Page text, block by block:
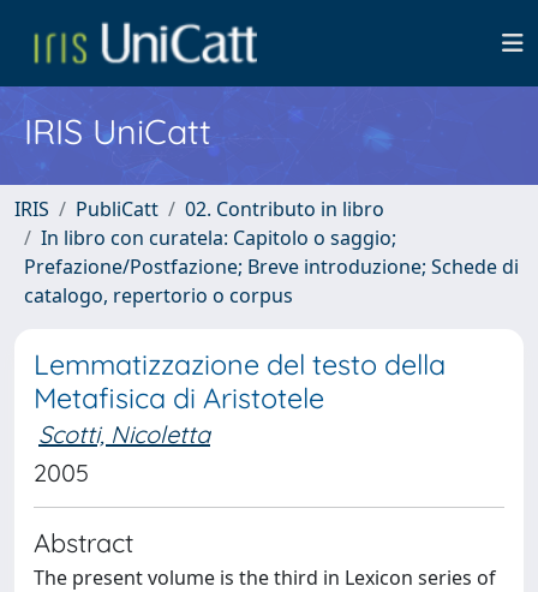
IRIS UniCatt
IRIS PubliCatt
02. Contributo in libro
In libro con curatela: Capitolo o saggio;
Prefazione/Postfazione; Breve introduzione; Schede di
catalogo, repertorio o corpus
Lemmatizzazione del testo della
Metafisica di Aristotele
Scotti, Nicoletta
2005
Abstract
The present volume is the third in Lexicon series of